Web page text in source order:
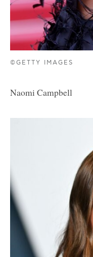
©GETTY IMAGES
Naomi Campbell